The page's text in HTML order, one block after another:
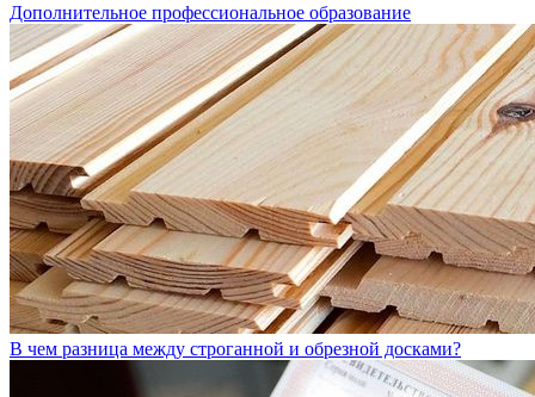
Дополнительное профессиональное образование
В чем разница между строганной и обрезной досками?